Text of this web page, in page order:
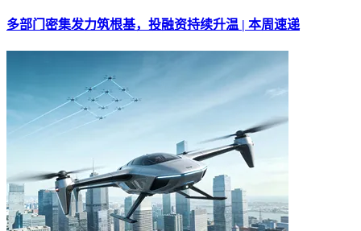
多部门密集发力筑根基，投融资持续升温 | 本周速递